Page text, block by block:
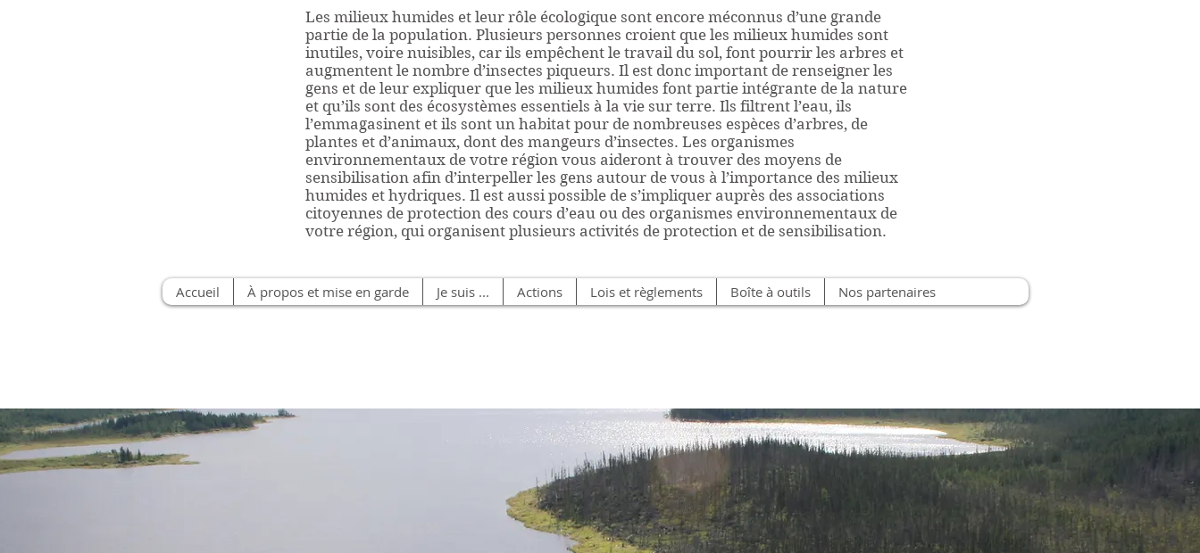
Les milieux humides et leur rôle écologique sont encore méconnus d’une grande
partie de la population. Plusieurs personnes croient que les milieux humides sont
inutiles, voire nuisibles, car ils empêchent le travail du sol, font pourrir les arbres et
augmentent le nombre d’insectes piqueurs. Il est donc important de renseigner les
gens et de leur expliquer que les milieux humides font partie intégrante de la nature
et qu’ils sont des écosystèmes essentiels à la vie sur terre. Ils filtrent l’eau, ils
l’emmagasinent et ils sont un habitat pour de nombreuses espèces d’arbres, de
plantes et d’animaux, dont des mangeurs d’insectes. Les organismes
environnementaux de votre région vous aideront à trouver des moyens de
sensibilisation afin d’interpeller les gens autour de vous à l’importance des milieux
humides et hydriques. Il est aussi possible de s’impliquer auprès des associations
citoyennes de protection des cours d’eau ou des organismes environnementaux de
votre région, qui organisent plusieurs activités de protection et de sensibilisation.
Accueil À propos et mise en garde Je suis ... Actions Lois et règlements Boîte à outils Nos partenaires